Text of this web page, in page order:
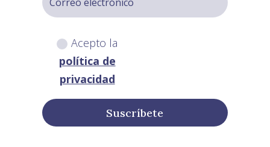
Acepto la
política de
privacidad
Suscríbete